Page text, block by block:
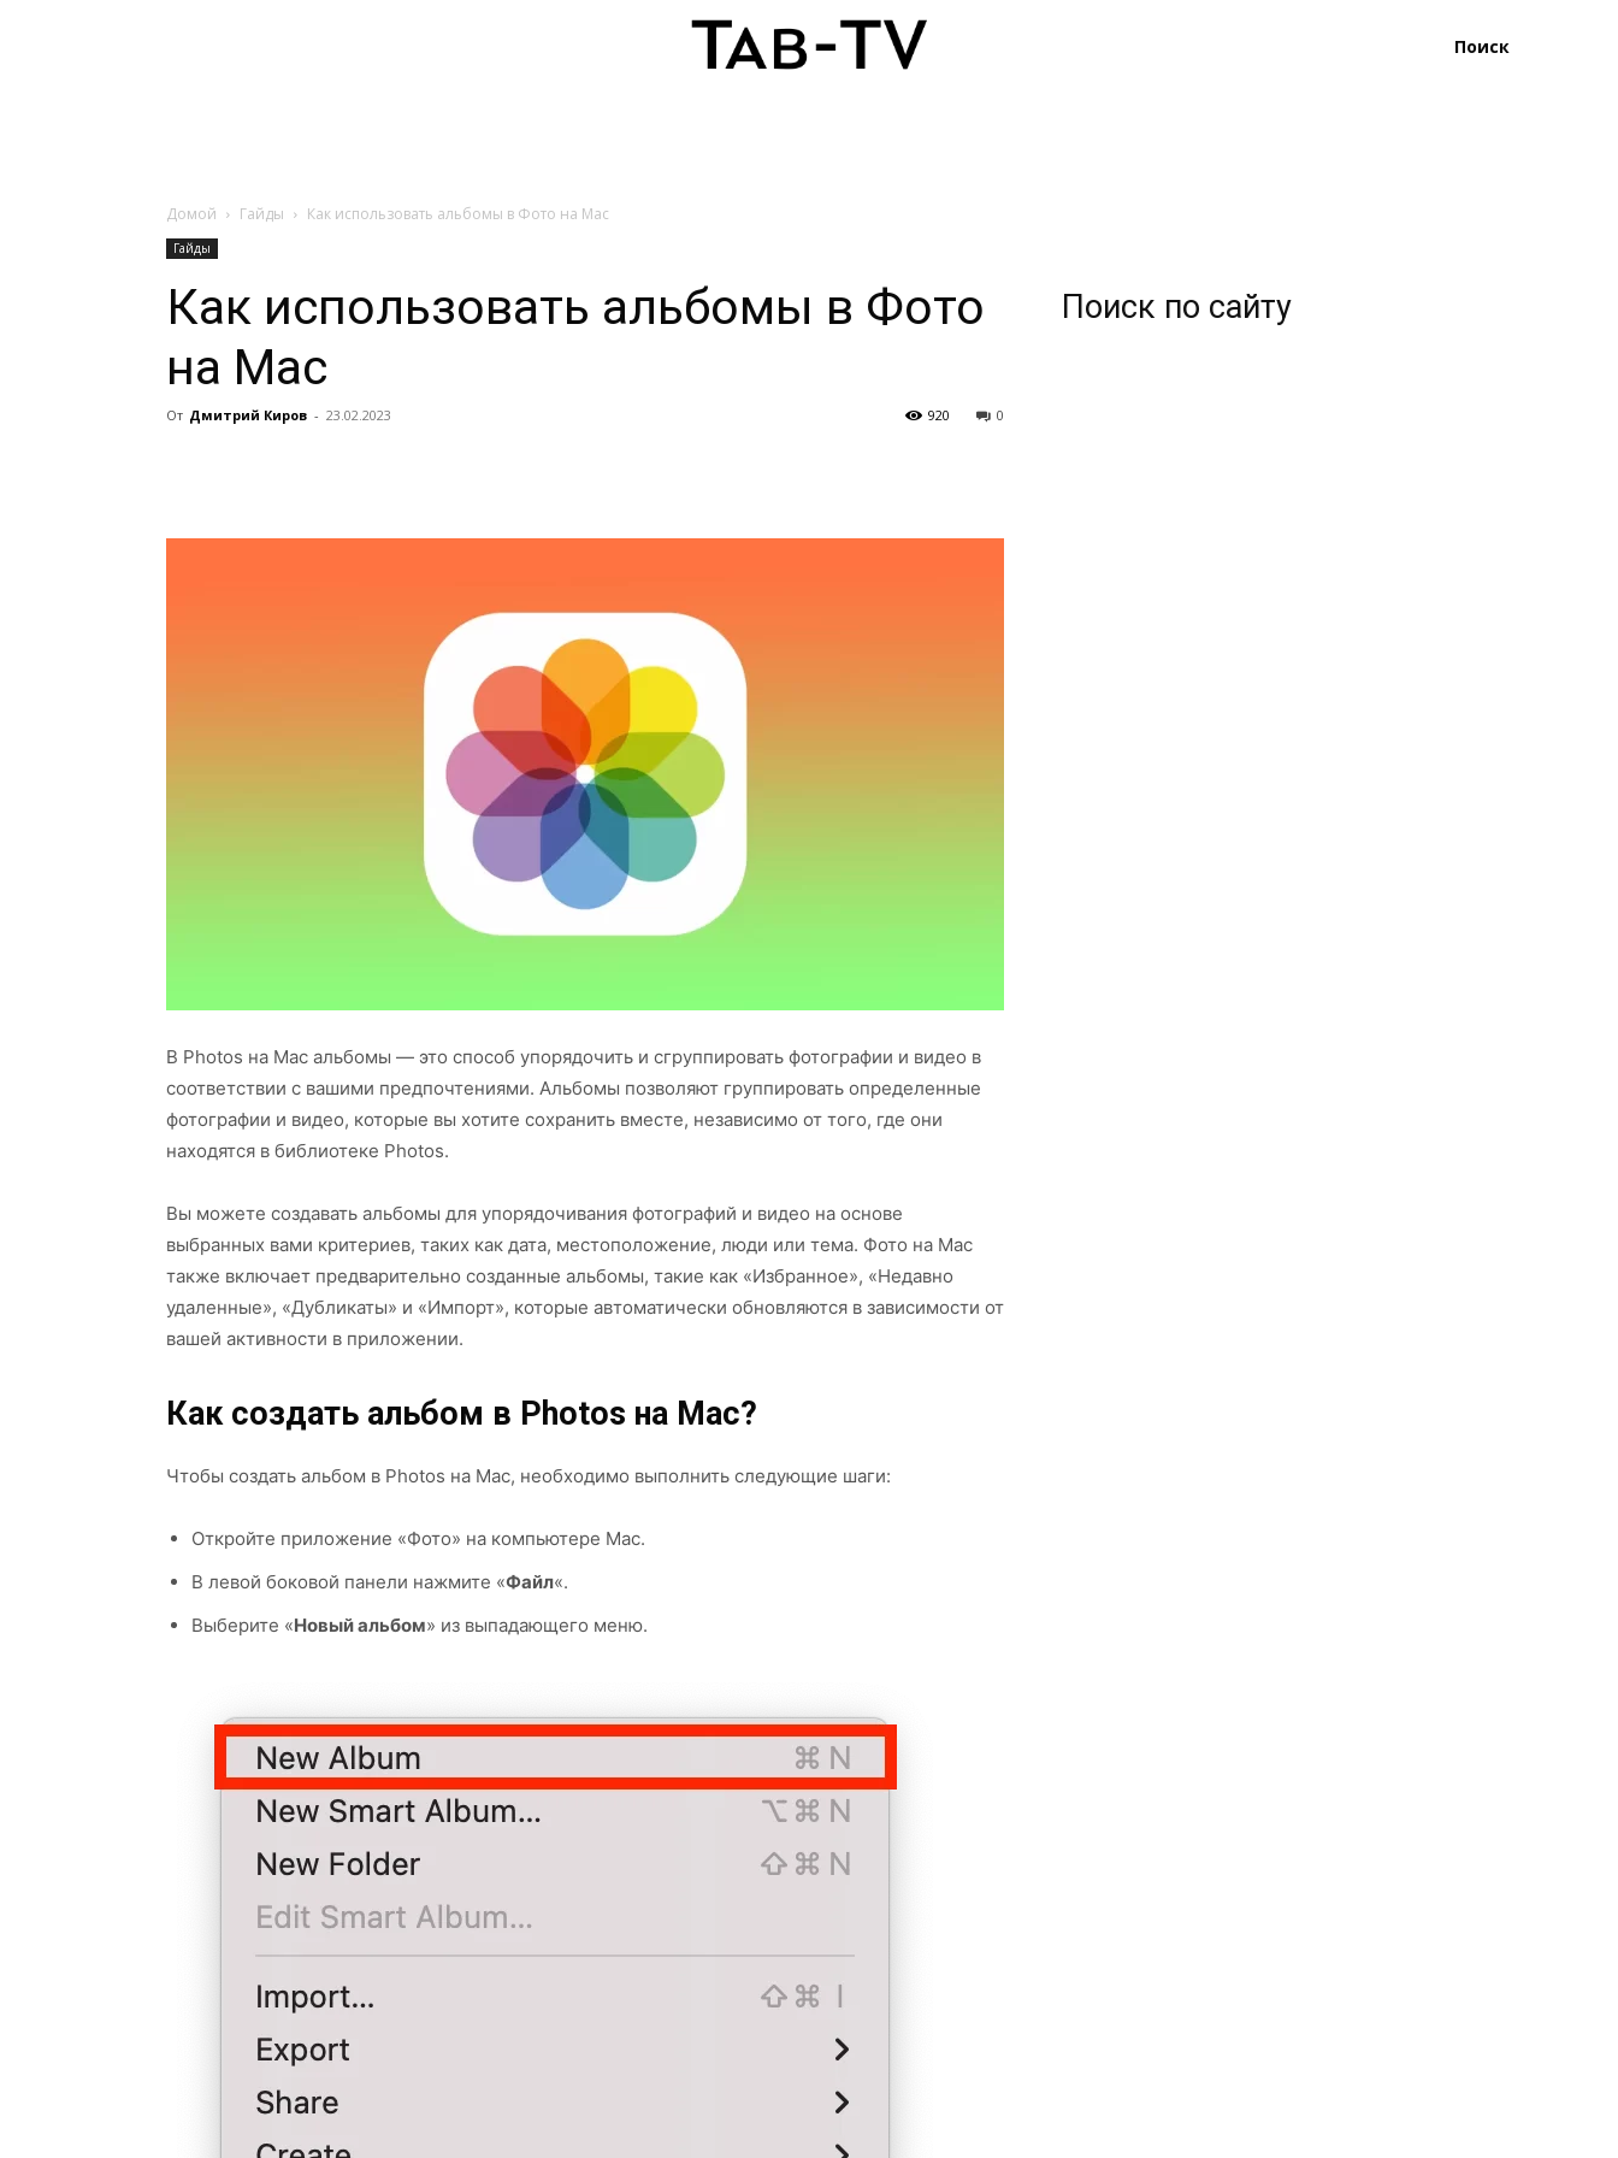
Поиск
Домой Гайды Как использовать альбомы в Фото на Mac
Гайды
Как использовать альбомы в Фото
на Mac
От Дмитрий Киров - 23.02.2023 0
920
В Photos на Mac альбомы — это способ упорядочить и сгруппировать фотографии и видео в
соответствии с вашими предпочтениями. Альбомы позволяют группировать определенные
фотографии и видео, которые вы хотите сохранить вместе, независимо от того, где они
находятся в библиотеке Photos.
Вы можете создавать альбомы для упорядочивания фотографий и видео на основе
выбранных вами критериев, таких как дата, местоположение, люди или тема. Фото на Mac
также включает предварительно созданные альбомы, такие как «Избранное», «Недавно
удаленные», «Дубликаты» и «Импорт», которые автоматически обновляются в зависимости от
вашей активности в приложении.
Как создать альбом в Photos на Mac?
Чтобы создать альбом в Photos на Mac, необходимо выполнить следующие шаги:
Откройте приложение «Фото» на компьютере Mac.
В левой боковой панели нажмите «Файл«.
Выберите «Новый альбом» из выпадающего меню.
Поиск по сайту